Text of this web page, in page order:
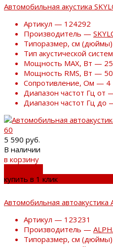
Автомобильная акустика
Артикул — 124292
Производитель —
Типоразмер, см
Тип акустической
Мощность MAX, Вт —
Мощность RMS, Вт — 50
Сопротивление, Ом — 4
Диапазон частот Гц от
Диапазон частот Гц до
5 590 руб.
В наличии
в корзину
купить в 1 клик
Автомобильная автоакустика
Артикул — 123231
Производитель —
Типоразмер, см